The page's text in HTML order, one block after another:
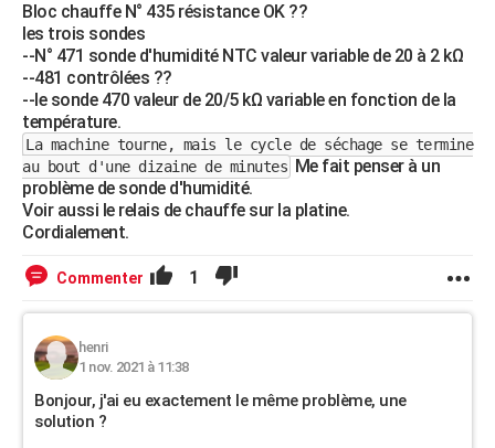
Bloc chauffe N° 435 résistance OK ??
les trois sondes
--N° 471 sonde d'humidité NTC valeur variable de 20 à 2 kΩ
--481 contrôlées ??
--le sonde 470 valeur de 20/5 kΩ variable en fonction de la
température.
La machine tourne, mais le cycle de séchage se termine
au bout d'une dizaine de minutes Me fait penser à un
problème de sonde d'humidité.
Voir aussi le relais de chauffe sur la platine.
Cordialement.
Commenter 1
henri
1 nov. 2021 à 11:38
Bonjour, j'ai eu exactement le même problème, une
solution ?